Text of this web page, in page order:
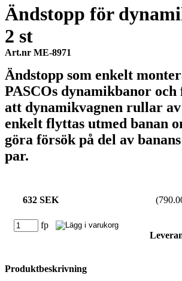
Ändstopp för
2 st
Art.nr ME-8971
Ändstopp som enkelt
PASCOs dynamikbanor
att dynamikvagnen rullar
enkelt flyttas utmed banan
göra försök på del av
par.
632 SEK
fp
Produktbeskrivning